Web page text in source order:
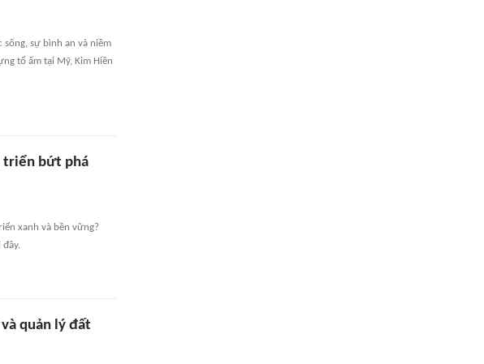
sống, sự bình an và niềm
tổ ấm tại Mỹ, Kim Hiền
triển bứt phá
xanh và bền vững?
quản lý đất